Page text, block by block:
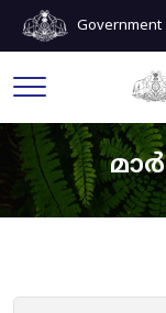
Government